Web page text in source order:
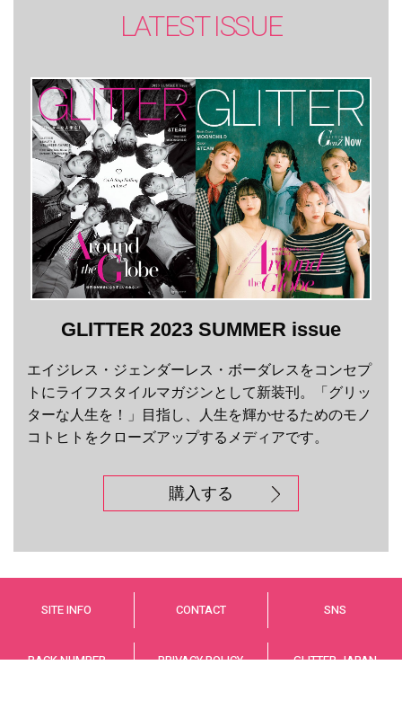
LATEST ISSUE
GLITTER 2023 SUMMER issue
エイジレス・ジェンダーレス・ボーダレスをコンセプ
トにライフスタイルマガジンとして新装刊。「グリッ
ターな人生を！」目指し、人生を輝かせるためのモノ
コトヒトをクローズアップするメディアです。
購入する
SITE INFO CONTACT SNS
BACK NUMBER PRIVACY POLICY GLITTER JAPAN